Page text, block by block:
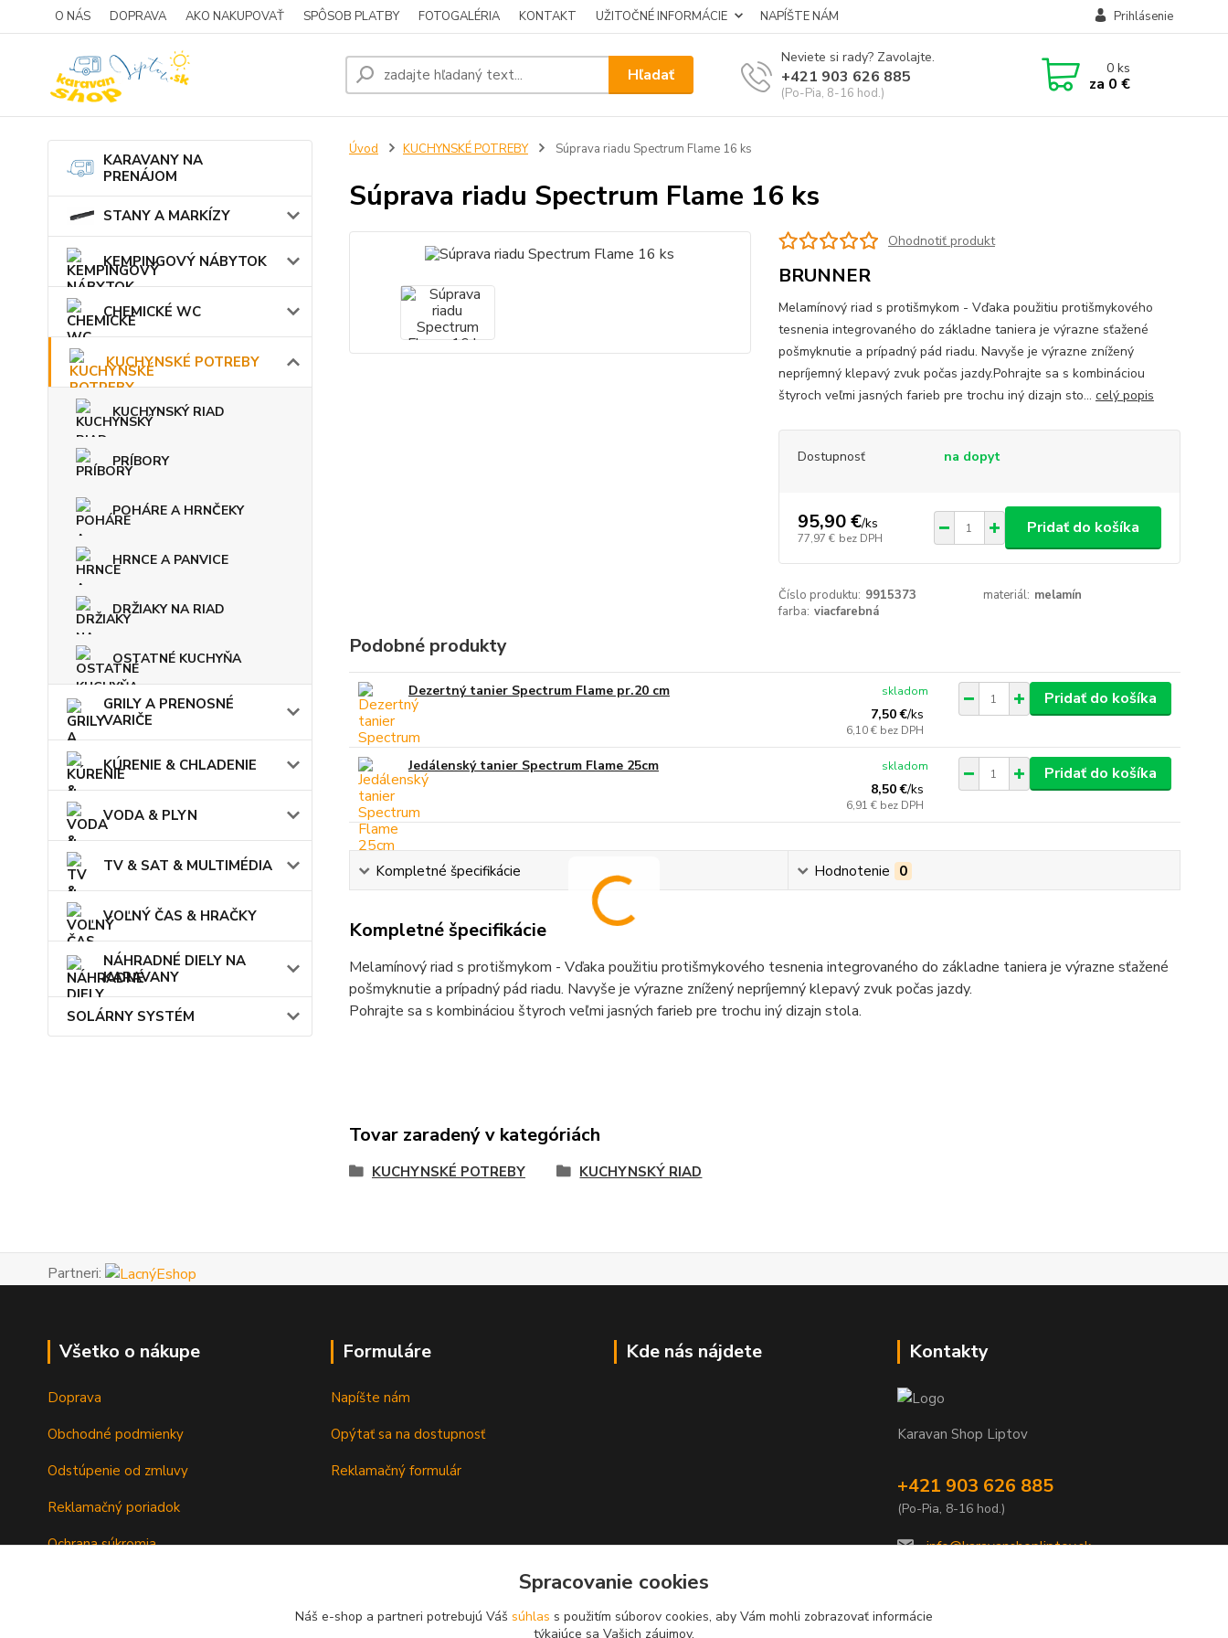
O NÁS DOPRAVA AKO NAKUPOVAŤ SPÔSOB PLATBY FOTOGALÉRIA KONTAKT UŽITOČNÉ INFORMÁCIE NAPÍŠTE NÁM Prihlásenie
Hľadať
Neviete si rady? Zavolajte.
+421 903 626 885
(Po-Pia, 8-16 hod.)
0ks
za 0 €
KARAVANY NA
PRENÁJOM
STANY A MARKÍZY
KEMPINGOVÝ NÁBYTOK
CHEMICKÉ WC
KUCHYNSKÉ POTREBY
KUCHYNSKÝ RIAD
PRÍBORY
POHÁRE A HRNČEKY
HRNCE A PANVICE
DRŽIAKY NA RIAD
OSTATNÉ KUCHYŇA
GRILY A PRENOSNÉ
VARIČE
KÚRENIE & CHLADENIE
VODA & PLYN
TV & SAT & MULTIMÉDIA
VOĽNÝ ČAS & HRAČKY
NÁHRADNÉ DIELY NA
KARAVANY
SOLÁRNY SYSTÉM
Úvod KUCHYNSKÉ POTREBY Súprava riadu Spectrum Flame 16 ks
Súprava riadu Spectrum Flame 16 ks
Ohodnotiť produkt
BRUNNER
Melamínový riad s protišmykom - Vďaka použitiu protišmykového
tesnenia integrovaného do základne taniera je výrazne sťažené
pošmyknutie a prípadný pád riadu. Navyše je výrazne znížený
nepríjemný klepavý zvuk počas jazdy.Pohrajte sa s kombináciou
štyroch veľmi jasných farieb pre trochu iný dizajn sto... celý popis
Dostupnosť na dopyt
95,90 €/ks
77,97 € bez DPH
Pridať do košíka
Číslo produktu: 9915373 materiál: melamín
farba: viacfarebná
Podobné produkty
Dezertný tanier Spectrum Flame pr.20 cm
7,50 €/ks
6,10 € bez DPH
skladom Pridať do košíka
Jedálenský tanier Spectrum Flame 25cm
8,50 €/ks
6,91 € bez DPH
skladom Pridať do košíka
Kompletné špecifikácie Hodnotenie 0
Kompletné špecifikácie
Melamínový riad s protišmykom - Vďaka použitiu protišmykového tesnenia integrovaného do základne taniera je výrazne sťažené
pošmyknutie a prípadný pád riadu. Navyše je výrazne znížený nepríjemný klepavý zvuk počas jazdy.
Pohrajte sa s kombináciou štyroch veľmi jasných farieb pre trochu iný dizajn stola.
Tovar zaradený v kategóriách
KUCHYNSKÉ POTREBY KUCHYNSKÝ RIAD
Partneri:
Všetko o nákupe
Doprava
Obchodné podmienky
Odstúpenie od zmluvy
Reklamačný poriadok
Ochrana súkromia
Formuláre
Napíšte nám
Opýtať sa na dostupnosť
Reklamačný formulár
Kde nás nájdete Kontakty
Karavan Shop Liptov
+421 903 626 885
(Po-Pia, 8-16 hod.)
info@karavanshopliptov.sk
Spracovanie cookies
Náš e-shop a partneri potrebujú Váš súhlas s použitím súborov cookies, aby Vám mohli zobrazovať informácie
týkajúce sa Vašich záujmov.